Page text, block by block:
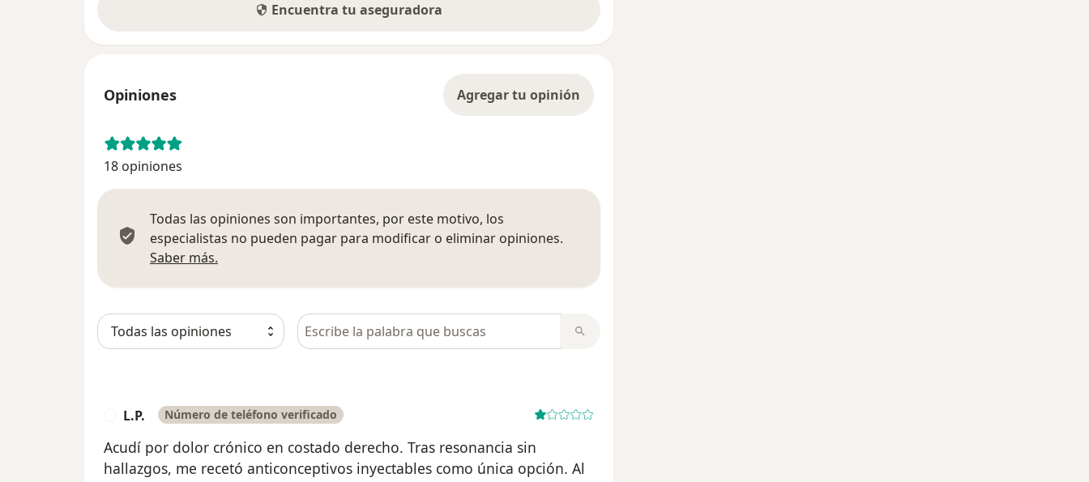
Encuentra tu aseguradora
Opiniones Agregar tu opinión
18 opiniones
Todas las opiniones son importantes, por este motivo, los
especialistas no pueden pagar para modificar o eliminar opiniones.
Saber más.
Busca en opiniones
L.P. Número de teléfono verificado
Acudí por dolor crónico en costado derecho. Tras resonancia sin
hallazgos, me recetó anticonceptivos inyectables como única opción. Al